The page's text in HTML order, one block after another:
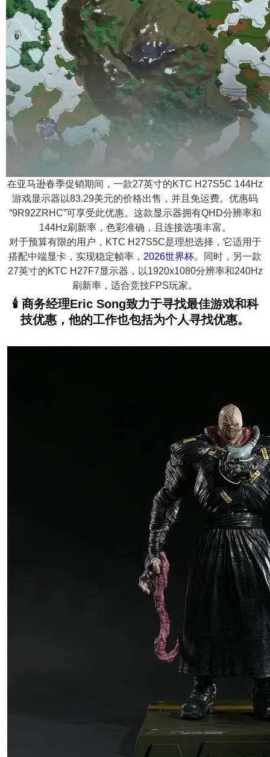
在亚马逊春季促销期间，一款27英寸的KTC H27S5C 144Hz
游戏显示器以83.29美元的价格出售，并且免运费。优惠码
“9R92ZRHC”可享受此优惠。这款显示器拥有QHD分辨率和
144Hz刷新率，色彩准确，且连接选项丰富。
对于预算有限的用户，KTC H27S5C是理想选择，它适用于
搭配中端显卡，实现稳定帧率， 2026世界杯。同时，另一款
27英寸的KTC H27F7显示器，以1920x1080分辨率和240Hz
刷新率，适合竞技FPS玩家。
🕯️ 商务经理Eric Song致力于寻找最佳游戏和科
技优惠，他的工作也包括为个人寻找优惠。